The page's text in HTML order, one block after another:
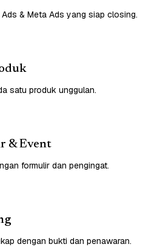
& Meta Ads yang siap closing.
satu produk unggulan.
& Event
formulir dan pengingat.
dengan bukti dan penawaran.